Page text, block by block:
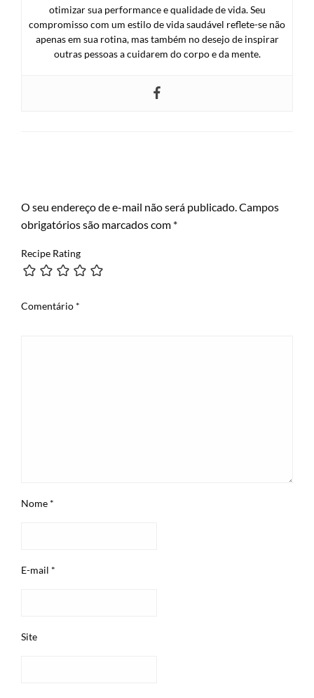
otimizar sua performance e qualidade de vida. Seu
compromisso com um estilo de vida saudável reflete-se não
apenas em sua rotina, mas também no desejo de inspirar
outras pessoas a cuidarem do corpo e da mente.
O seu endereço de e-mail não será publicado.Campos
obrigatórios são marcados com *
Recipe Rating
Comentário *
Nome *
E-mail *
Site